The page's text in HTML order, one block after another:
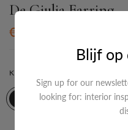
De Giulia Earring
€14,95
KLEUR:
Blijf op
Sign up for our
looking for: interior